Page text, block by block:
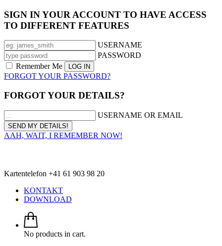
SIGN IN YOUR ACCOUNT TO HAVE ACCESS
TO DIFFERENT FEATURES
USERNAME
PASSWORD
Remember Me
FORGOT YOUR PASSWORD?
FORGOT YOUR DETAILS?
USERNAME OR EMAIL
AAH, WAIT, I REMEMBER NOW!
Kartentelefon +41 61 903 98 20
KONTAKT
DOWNLOAD
No products in cart.